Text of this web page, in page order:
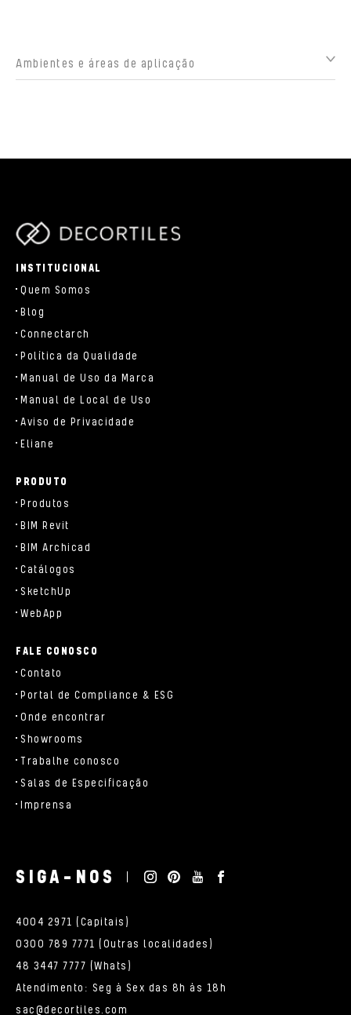
Ambientes e áreas de aplicação
INSTITUCIONAL
Quem Somos
Blog
Connectarch
Política da Qualidade
Manual de Uso da Marca
Manual de Local de Uso
Aviso de Privacidade
Eliane
PRODUTO
Produtos
BIM Revit
BIM Archicad
Catálogos
SketchUp
WebApp
FALE CONOSCO
Contato
Portal de Compliance & ESG
Onde encontrar
Showrooms
Trabalhe conosco
Salas de Especificação
Imprensa
SIGA-NOS
4004 2971 (Capitais)
0300 789 7771 (Outras localidades)
48 3447 7777 (Whats)
Atendimento: Seg à Sex das 8h às 18h
sac@decortiles.com